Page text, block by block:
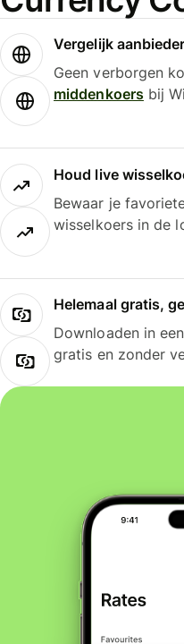
Vergelijk
Geen verborgen
middenkoersbij
Houd live
Bewaar je
wisselkoers in de
Helemaal gratis,
Downloaden in
gratis en zonder